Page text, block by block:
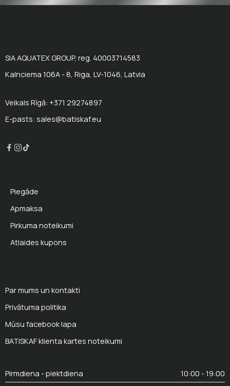
SIA AQUATEX GROUP, reg. 40003714583
Kalnciema 106A - 8, Riga, LV-1046, Latvia
Veikals Rīgā: +371 29274897
E-pasts: sales@batiskaf.eu
Piegāde
Apmaksa
Pirkuma noteikumi
Atlaides kupons
Par mums un kontakti
Privātuma politika
Mūsu facebook lapa
BATISKAF klienta kartes noteikumi
Pirmdiena - piektdiena 10:00 - 19:00